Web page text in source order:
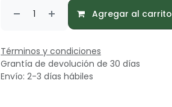
Agregar al carrito
Términos y condiciones
Grantía de devolución de 30 días
Envío: 2-3 días hábiles